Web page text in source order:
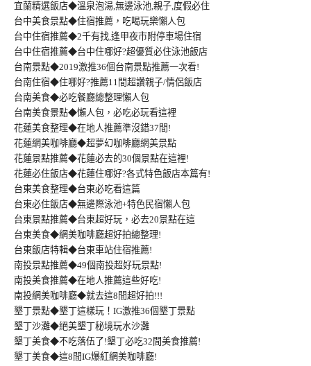
宜蘭精選飯店◆溫泉泡湯,無邊泳池,親子,度假必住
台中美食景點◆住宿推薦，吃喝玩樂懶人包
台中住宿推薦◆2千有找,逢甲夜市附停車場住宿
台中住宿推薦◆台中住哪好?超優質必住泳池飯店
台南景點◆2019激推36個台南景點推薦一次看!
台南住宿◆住哪好?推薦11間超讚親子/情侶飯店
台南美食◆必吃餐廳總整理懶人包
台南美食景點◆懶人包，必吃必玩看這裡
花蓮美食整理◆在地人推薦準沒錯37間!
花蓮網美咖啡廳◆超夢幻咖啡廳網美景點
花蓮景點推薦◆花蓮必去的30個景點在這裡!
花蓮必住飯店◆花蓮住哪好?各式特色飯店本篇有!
台東美食整理◆台東必吃看這篇
台東必住飯店◆無邊際泳池+特色民宿懶人包
台東景點推薦◆台東超好玩，必去20景點在這
台東美食◆網美咖啡廳超好拍總整理!
台東飯店特輯◆台東車站住宿推薦!
南投景點推薦◆49個南投超好玩景點!
南投美食推薦◆在地人推薦這些好吃!
南投網美咖啡廳◆就去這8間超好拍!!!
墾丁景點◆墾丁這樣玩！IG激推36個墾丁景點
墾丁沙灘◆絕美墾丁秘境玩水沙灘
墾丁美食◆不吃落伍了!墾丁必吃32間美食推薦!
墾丁美食◆這8間IG爆紅網美咖啡廳!